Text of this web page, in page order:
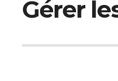
Gérer